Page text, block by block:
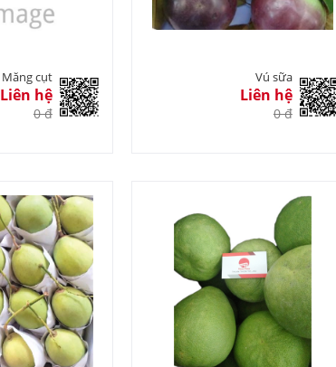
Măng cụt
Liên hệ
0 đ
Vú sữa
Liên hệ
0 đ